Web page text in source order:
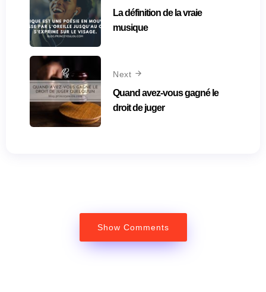
La définition de la vraie
musique
Next
Quand avez-vous gagné le
droit de juger
Show Comments